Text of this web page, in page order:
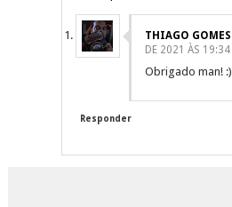
THIAGO GOMES
DE 2021 ÀS 19:34
Obrigado man! :)
Responder